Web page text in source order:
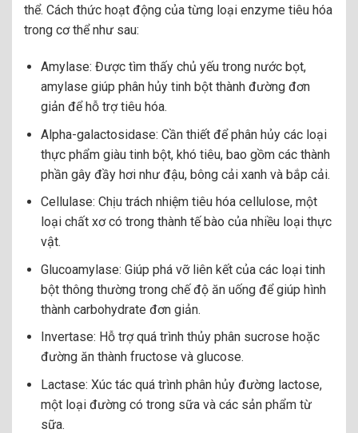
thể. Cách thức hoạt động của từng loại enzyme tiêu hóa
trong cơ thể như sau:
Amylase: Được tìm thấy chủ yếu trong nước bọt,
amylase giúp phân hủy tinh bột thành đường đơn
giản để hỗ trợ tiêu hóa.
Alpha-galactosidase: Cần thiết để phân hủy các loại
thực phẩm giàu tinh bột, khó tiêu, bao gồm các thành
phần gây đầy hơi như đậu, bông cải xanh và bắp cải.
Cellulase: Chịu trách nhiệm tiêu hóa cellulose, một
loại chất xơ có trong thành tế bào của nhiều loại thực
vật.
Glucoamylase: Giúp phá vỡ liên kết của các loại tinh
bột thông thường trong chế độ ăn uống để giúp hình
thành carbohydrate đơn giản.
Invertase: Hỗ trợ quá trình thủy phân sucrose hoặc
đường ăn thành fructose và glucose.
Lactase: Xúc tác quá trình phân hủy đường lactose,
một loại đường có trong sữa và các sản phẩm từ
sữa.